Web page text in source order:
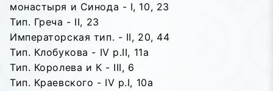
монастыря и Синода - I, 10, 23
Тип. Греча - II, 23
Императорская тип. - II, 20, 44
Тип. Клобукова - IV p.II, 11a
Тип. Королева и К - III, 6
Тип. Краевского - IV p.I, 10a